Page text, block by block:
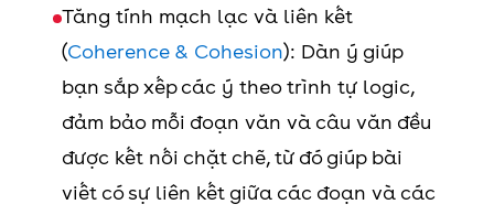
Tăng tính mạch lạc và liên kết
(Coherence & Cohesion): Dàn ý giúp
bạn sắp xếp các ý theo trình tự logic,
đảm bảo mỗi đoạn văn và câu văn đều
được kết nối chặt chẽ, từ đó giúp bài
viết có sự liên kết giữa các đoạn và các